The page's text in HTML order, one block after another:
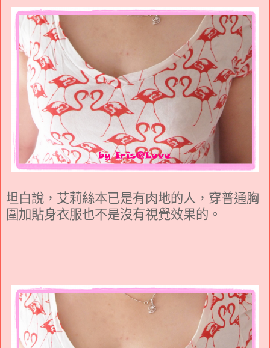
坦白說，艾莉絲本已是有肉地的人，穿普通胸
圍加貼身衣服也不是沒有視覺效果的。